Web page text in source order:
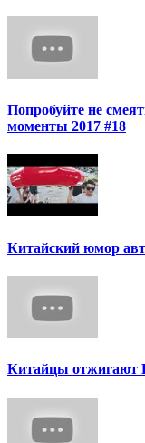
Попробуйте не
моменты 2017 #18
Китайский юмор
Китайцы отжигают